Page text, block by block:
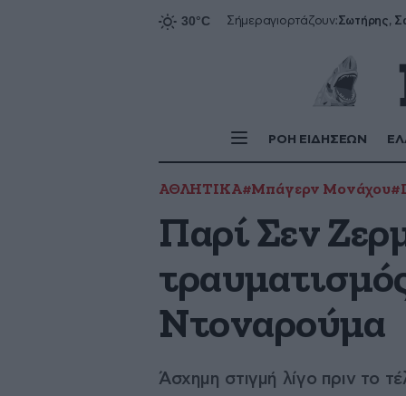
Σήμεραγιορτάζουν:
ΡΟΗ ΕΙΔΗΣΕΩΝ
ΑΘΛΗΤΙΚΑ#Μπάγερν Μονάχου
Παρί Σεν
Ντοναρούμα
Άσχημη στιγμή λίγο πριν το